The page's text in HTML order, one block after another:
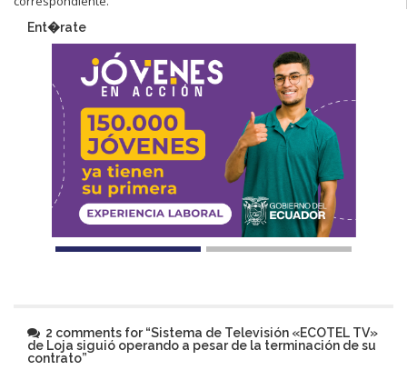
Ent�rate
2 comments for “Sistema de Televisión «ECOTEL TV»
de Loja siguió operando a pesar de la terminación de su
contrato”